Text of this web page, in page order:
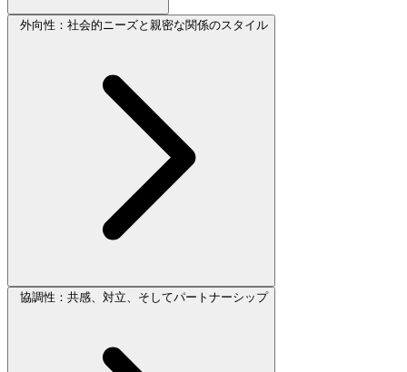
外向性：社会的ニーズと親密な関係のスタイル
協調性：共感、対立、そしてパートナーシップ